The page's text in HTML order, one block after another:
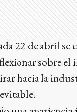
22 de abril se
sobre el
hacia la